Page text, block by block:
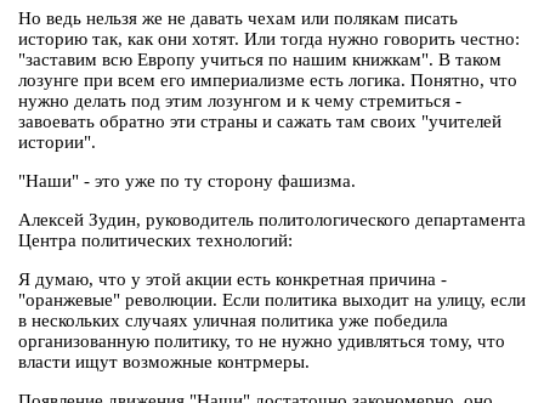
Но ведь нельзя же не давать чехам или полякам писать
историю так, как они хотят. Или тогда нужно говорить честно:
"заставим всю Европу учиться по нашим книжкам". В таком
лозунге при всем его империализме есть логика. Понятно, что
нужно делать под этим лозунгом и к чему стремиться -
завоевать обратно эти страны и сажать там своих "учителей
истории".
"Наши" - это уже по ту сторону фашизма.
Алексей Зудин, руководитель политологического департамента
Центра политических технологий:
Я думаю, что у этой акции есть конкретная причина -
"оранжевые" революции. Если политика выходит на улицу, если
в нескольких случаях уличная политика уже победила
организованную политику, то не нужно удивляться тому, что
власти ищут возможные контрмеры.